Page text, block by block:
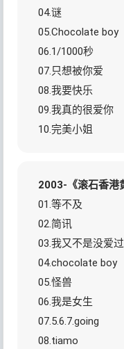
04.谜
05.Chocolate boy
06.1/1000秒
07.只想被你爱
08.我要快乐
09.我真的很爱你
10.完美小姐
2003-《滚石香港
01.等不及
02.简讯
03.我又不是没爱过
04.chocolate boy
05.怪兽
06.我是女生
07.5.6.7.going
08.tiamo